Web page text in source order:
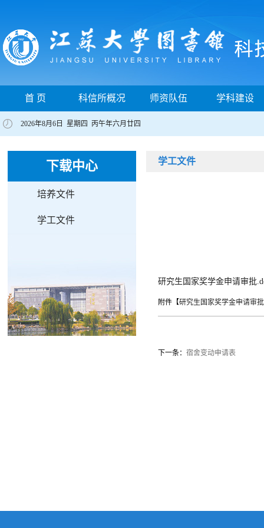
首 页 科信所概况 师资队伍 学科建设
2026年8月6日 星期四 丙午年六月廿四
下载中心
培养文件
学工文件
学工文件
研究生国家奖学金申请审批
附件【研究生国家奖学金申请审批
下一条： 宿舍变动申请表